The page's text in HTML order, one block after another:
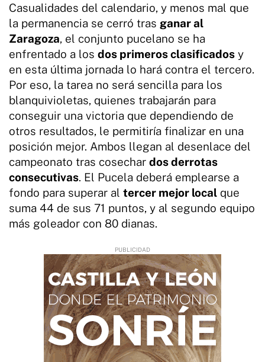
Casualidades del calendario, y menos mal que
la permanencia se cerró tras ganar al
Zaragoza, el conjunto pucelano se ha
enfrentado a los dos primeros clasificados y
en esta última jornada lo hará contra el tercero.
Por eso, la tarea no será sencilla para los
blanquivioletas, quienes trabajarán para
conseguir una victoria que dependiendo de
otros resultados, le permitiría finalizar en una
posición mejor. Ambos llegan al desenlace del
campeonato tras cosechar dos derrotas
consecutivas. El Pucela deberá emplearse a
fondo para superar al tercer mejor local que
suma 44 de sus 71 puntos, y al segundo equipo
más goleador con 80 dianas.